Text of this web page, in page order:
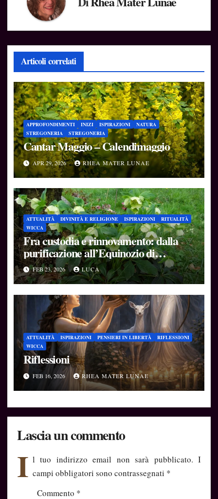
Articoli correlati
APPROFONDIMENTI INIZI ISPIRAZIONI
NATURA
STREGONERIA
STREGONERIA
Cantar Maggio – Calendimaggio
APR 29, 2026 RHEA MATER LUNAE
ATTUALITÀ DIVINITÀ E RELIGIONE ISPIRAZIONI
RITUALITÀ
WICCA
Fra custodia e rinnovamento: dalla
purificazione all’Equinozio di
Primavera
FEB 23, 2026 LUCA
ATTUALITÀ ISPIRAZIONI PENSIERI IN LIBERTÀ
RIFLESSIONI
WICCA
Riflessioni
FEB 16, 2026 RHEA MATER LUNAE
Lascia un commento
I l tuo indirizzo email non sarà pubblicato. I
campi obbligatori sono contrassegnati *
Commento *